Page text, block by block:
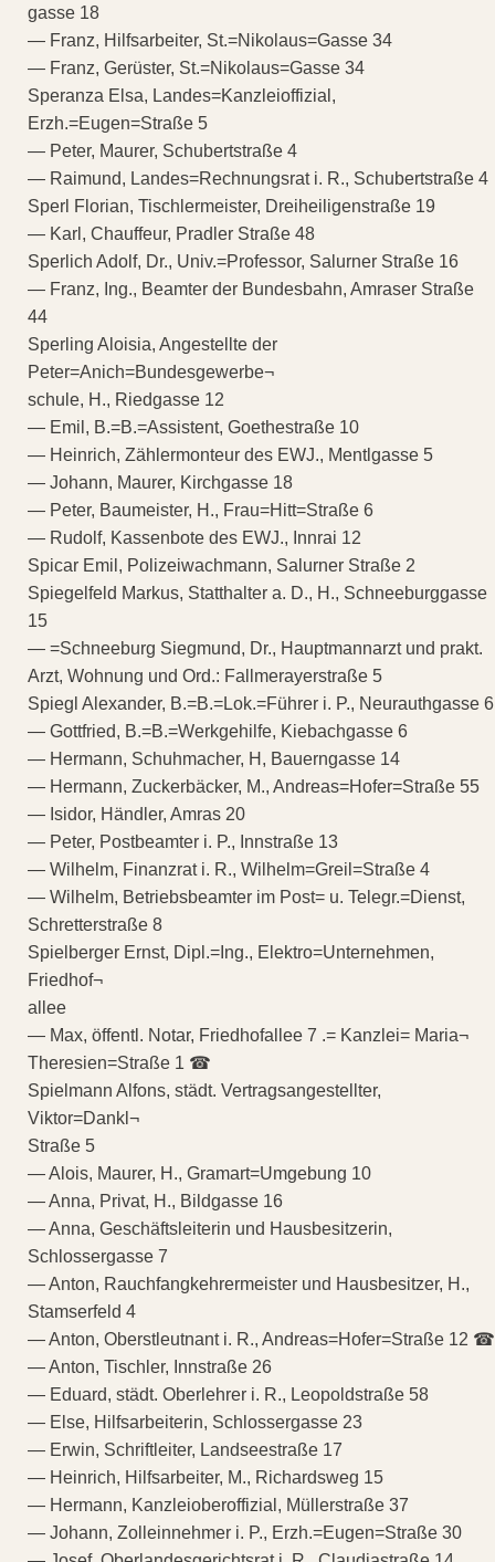
gasse 18
— Franz, Hilfsarbeiter, St.=Nikolaus=Gasse 34
— Franz, Gerüster, St.=Nikolaus=Gasse 34
Speranza Elsa, Landes=Kanzleioffizial,
Erzh.=Eugen=Straße 5
— Peter, Maurer, Schubertstraße 4
— Raimund, Landes=Rechnungsrat i. R., Schubertstraße 4
Sperl Florian, Tischlermeister, Dreiheiligenstraße 19
— Karl, Chauffeur, Pradler Straße 48
Sperlich Adolf, Dr., Univ.=Professor, Salurner Straße 16
— Franz, Ing., Beamter der Bundesbahn, Amraser Straße
44
Sperling Aloisia, Angestellte der
Peter=Anich=Bundesgewerbe¬
schule, H., Riedgasse 12
— Emil, B.=B.=Assistent, Goethestraße 10
— Heinrich, Zählermonteur des EWJ., Mentlgasse 5
— Johann, Maurer, Kirchgasse 18
— Peter, Baumeister, H., Frau=Hitt=Straße 6
— Rudolf, Kassenbote des EWJ., Innrai 12
Spicar Emil, Polizeiwachmann, Salurner Straße 2
Spiegelfeld Markus, Statthalter a. D., H., Schneeburggasse
15
— =Schneeburg Siegmund, Dr., Hauptmannarzt und prakt.
Arzt, Wohnung und Ord.: Fallmerayerstraße 5
Spiegl Alexander, B.=B.=Lok.=Führer i. P., Neurauthgasse 6
— Gottfried, B.=B.=Werkgehilfe, Kiebachgasse 6
— Hermann, Schuhmacher, H, Bauerngasse 14
— Hermann, Zuckerbäcker, M., Andreas=Hofer=Straße 55
— Isidor, Händler, Amras 20
— Peter, Postbeamter i. P., Innstraße 13
— Wilhelm, Finanzrat i. R., Wilhelm=Greil=Straße 4
— Wilhelm, Betriebsbeamter im Post= u. Telegr.=Dienst,
Schretterstraße 8
Spielberger Ernst, Dipl.=Ing., Elektro=Unternehmen,
Friedhof¬
allee
— Max, öffentl. Notar, Friedhofallee 7 .= Kanzlei= Maria¬
Theresien=Straße 1 ☎
Spielmann Alfons, städt. Vertragsangestellter,
Viktor=Dankl¬
Straße 5
— Alois, Maurer, H., Gramart=Umgebung 10
— Anna, Privat, H., Bildgasse 16
— Anna, Geschäftsleiterin und Hausbesitzerin,
Schlossergasse 7
— Anton, Rauchfangkehrermeister und Hausbesitzer, H.,
Stamserfeld 4
— Anton, Oberstleutnant i. R., Andreas=Hofer=Straße 12 ☎
— Anton, Tischler, Innstraße 26
— Eduard, städt. Oberlehrer i. R., Leopoldstraße 58
— Else, Hilfsarbeiterin, Schlossergasse 23
— Erwin, Schriftleiter, Landseestraße 17
— Heinrich, Hilfsarbeiter, M., Richardsweg 15
— Hermann, Kanzleioberoffizial, Müllerstraße 37
— Johann, Zolleinnehmer i. P., Erzh.=Eugen=Straße 30